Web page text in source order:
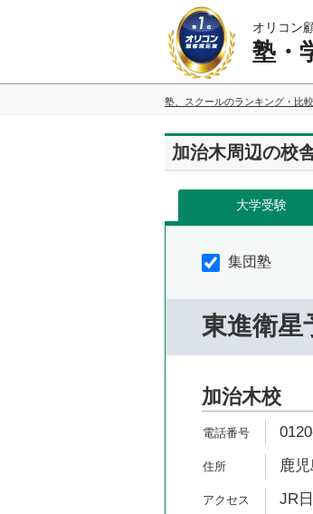
オリコン
塾・
塾、スクールのランキング・比較
加治木周辺の校
大学受験
集団塾
東進衛星
加治木校
鹿
JR